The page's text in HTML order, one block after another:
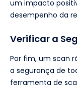
um impacto
desempenho da
Verificar a
Por fim, um scan
a segurança de
ferramenta de